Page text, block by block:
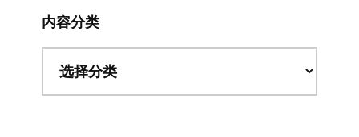
内容分类
分